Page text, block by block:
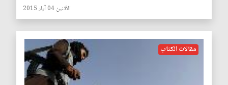
الأثنين 04 آيار 2015
مقالات الكتاب